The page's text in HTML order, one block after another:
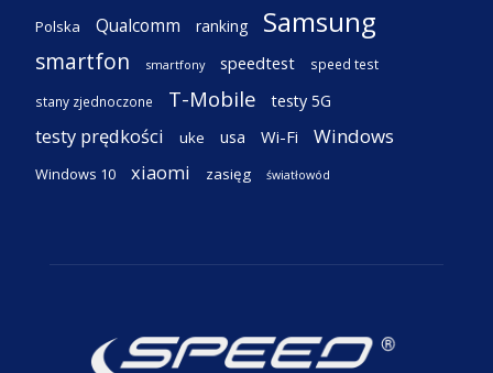
Polska Qualcomm ranking Samsung
smartfon smartfony speedtest speed test
stany zjednoczone T-Mobile testy 5G
testy prędkości uke usa Wi-Fi Windows
Windows 10 xiaomi zasięg światłowód